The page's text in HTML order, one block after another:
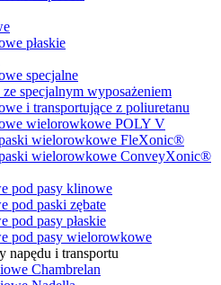
płaskie
specjalne
ze specjalnym wyposażeniem
i transportujące z poliuretanu
wielorowkowe POLY V
wielorowkowe FleXonic®
wielorowkowe ConveyXonic®
pod pasy klinowe
pod paski zębate
pod pasy płaskie
pod pasy wielorowkowe
napędu i transportu
Chambrelan